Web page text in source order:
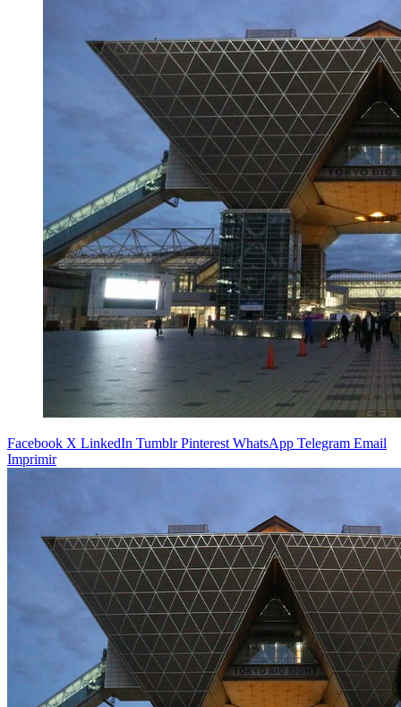
Facebook X LinkedIn Tumblr Pinterest WhatsApp Telegram Email
Imprimir